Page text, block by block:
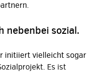
nebenbei sozial.
initiiert vielleicht sogar
Es ist